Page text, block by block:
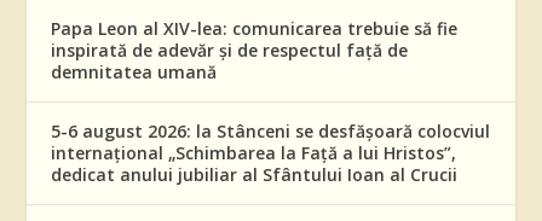
Papa Leon al XIV-lea: comunicarea trebuie să fie
inspirată de adevăr și de respectul față de
demnitatea umană
5-6 august 2026: la Stânceni se desfășoară colocviul
internațional „Schimbarea la Față a lui Hristos”,
dedicat anului jubiliar al Sfântului Ioan al Crucii